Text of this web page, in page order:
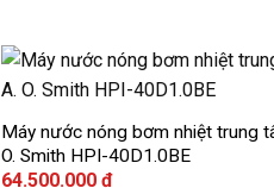
+
Máy nước nóng bơm nhiệt trung
O. Smith HPI-40D1.0BE
64.500.000₫